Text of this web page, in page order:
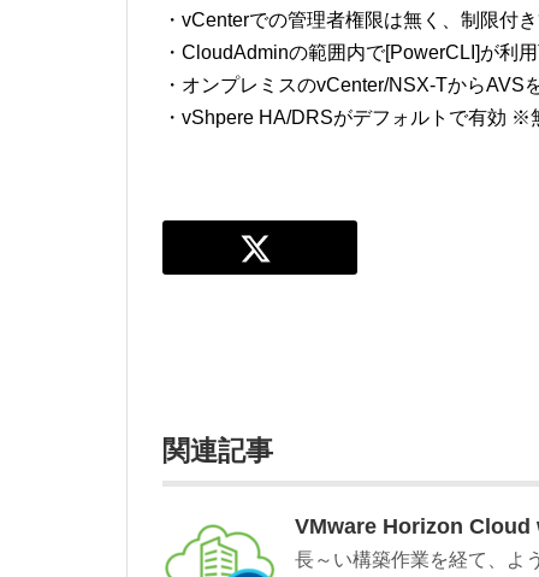
・vCenterでの管理者権限は無く、制限付
・CloudAdminの範囲内で[PowerCLI]が利
・オンプレミスのvCenter/NSX-TからAVS
・vShpere HA/DRSがデフォルトで有効 ※
関連記事
VMware Horizon Cloud
長～い構築作業を経て、よ